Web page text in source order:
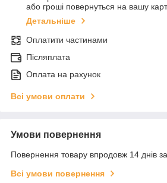
або гроші повернуться на вашу
Детальніше
Оплатити частинами
Післяплата
Оплата на рахунок
Всі умови оплати
Умови повернення
Повернення товару впродовж 14 днів
Всі умови повернення